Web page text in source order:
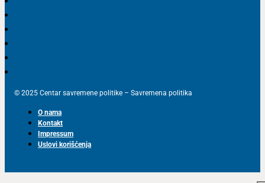
© 2025 Centar savremene politike – Savremena politika
O nama
Kontakt
Impressum
Uslovi korišćenja